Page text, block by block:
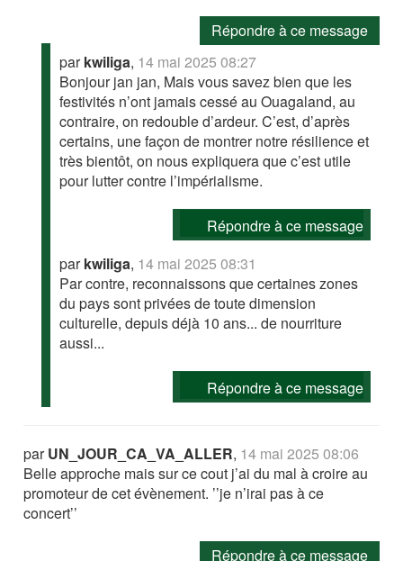
Répondre à ce message
parkwiliga, 14 mai 2025 08:27
Bonjour jan jan, Mais vous savez bien que les
festivités n’ont jamais cessé au Ouagaland, au
contraire, on redouble d’ardeur. C’est, d’après
certains, une façon de montrer notre résilience et
très bientôt, on nous expliquera que c’est utile
pour lutter contre l’impérialisme.
Répondre à ce message
parkwiliga, 14 mai 2025 08:31
Par contre, reconnaissons que certaines zones
du pays sont privées de toute dimension
culturelle, depuis déjà 10 ans... de nourriture
aussi...
Répondre à ce message
parUN_JOUR_CA_VA_ALLER, 14 mai 2025 08:06
Belle approche mais sur ce cout j’ai du mal à croire au
promoteur de cet évènement. ’’je n’irai pas à ce
concert’’
Répondre à ce message